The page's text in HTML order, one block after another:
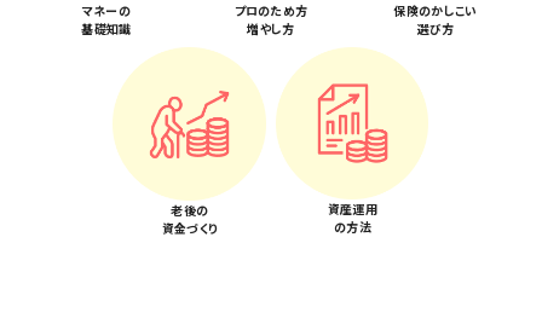
マネーの
基礎知識
プロのため方
増やし方
保険のかしこい
選び方
老後の
資金づくり
資産運用
の方法